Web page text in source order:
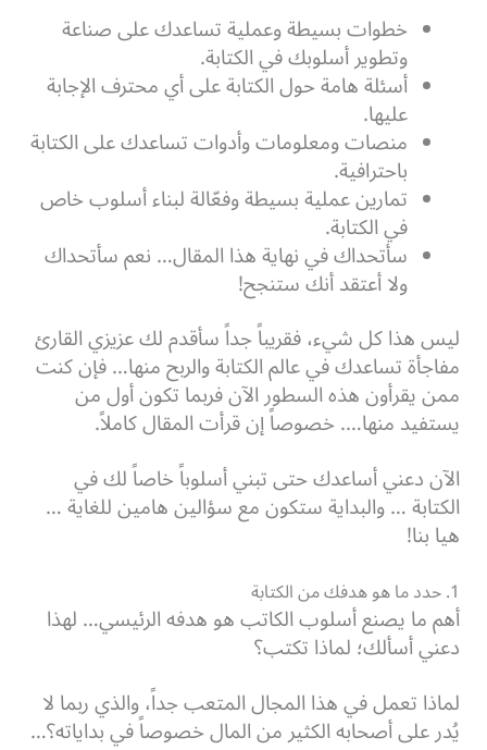
خطوات بسيطة وعملية تساعدك على صناعة
وتطوير أسلوبك في الكتابة.
أسئلة هامة حول الكتابة على أي محترف الإجابة
عليها.
منصات ومعلومات وأدوات تساعدك على الكتابة
باحترافية.
تمارين عملية بسيطة وفعّالة لبناء أسلوب خاص
في الكتابة.
سأتحداك في نهاية هذا المقال… نعم سأتحداك
ولا أعتقد أنك ستنجح!
ليس هذا كل شيء، فقريباً جداً سأقدم لك عزيزي القارئ
مفاجأة تساعدك في عالم الكتابة والربح منها… فإن كنت
ممن يقرأون هذه السطور الآن فربما تكون أول من
يستفيد منها….خصوصاً إن قرأت المقال كاملاً.
الآن دعني أساعدك حتى تبني أسلوباً خاصاً لك في
الكتابة … والبداية ستكون مع سؤالين هامين للغاية …
هيا بنا!
1. حدد ما هو هدفك من الكتابة
أهم ما يصنع أسلوب الكاتب هو هدفه الرئيسي… لهذا
دعني أسألك؛ لماذا تكتب؟
لماذا تعمل في هذا المجال المتعب جداً، والذي ربما لا
يُدر على أصحابه الكثير من المال خصوصاً في بداياته؟…